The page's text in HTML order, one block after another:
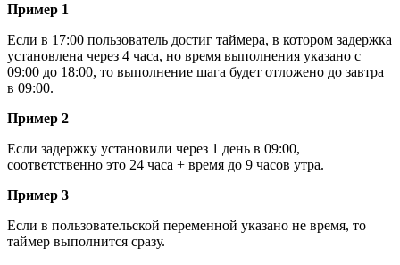
Пример 1
Если в 17:00 пользователь достиг таймера, в котором задержка
установлена через 4 часа, но время выполнения указано с
09:00 до 18:00, то выполнение шага будет отложено до завтра
в 09:00.
Пример 2
Если задержку установили через 1 день в 09:00,
соответственно это 24 часа + время до 9 часов утра.
Пример 3
Если в пользовательской переменной указано не время, то
таймер выполнится сразу.